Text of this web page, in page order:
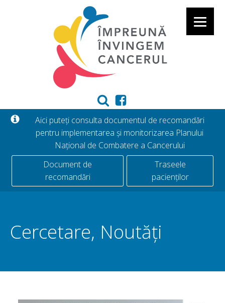
Aici puteți consulta documentul de recomandări
pentru implementarea și monitorizarea Planului
Național de Combatere a Cancerului
Document de
recomandări
Traseele
pacienților
Cercetare, Noutăți